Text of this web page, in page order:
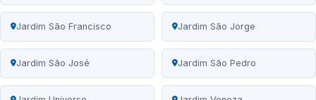
Jardim São Francisco Jardim São Jorge
Jardim São José Jardim São Pedro